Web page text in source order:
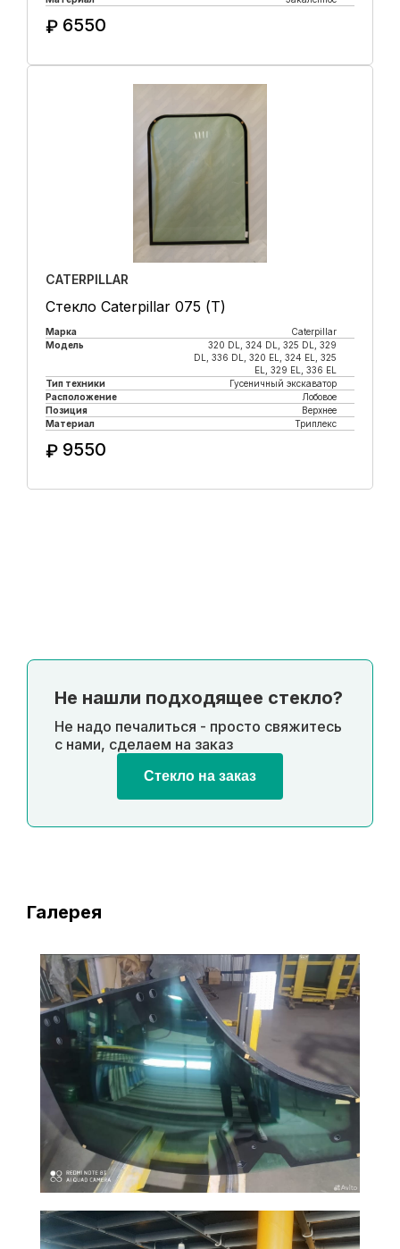
₽ 6550
CATERPILLAR
Стекло Caterpillar 075 (Т)
Марка
Caterpillar
Модель
320 DL, 324 DL, 325 DL, 329
DL, 336 DL, 320 EL, 324 EL, 325
EL, 329 EL, 336 EL
Тип техники
Гусеничный экскаватор
Расположение
Лобовое
Позиция
Верхнее
Материал
Триплекс
₽ 9550
Не нашли подходящее стекло?
Не надо печалиться - просто свяжитесь
с нами, сделаем на заказ
Стекло на заказ
Галерея